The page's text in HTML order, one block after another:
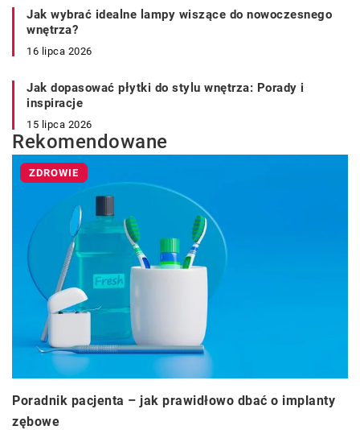
Jak wybrać idealne lampy wiszące do nowoczesnego
wnętrza?
16 lipca 2026
Jak dopasować płytki do stylu wnętrza: Porady i
inspiracje
15 lipca 2026
Rekomendowane
ZDROWIE
Poradnik pacjenta – jak prawidłowo dbać o implanty
zębowe